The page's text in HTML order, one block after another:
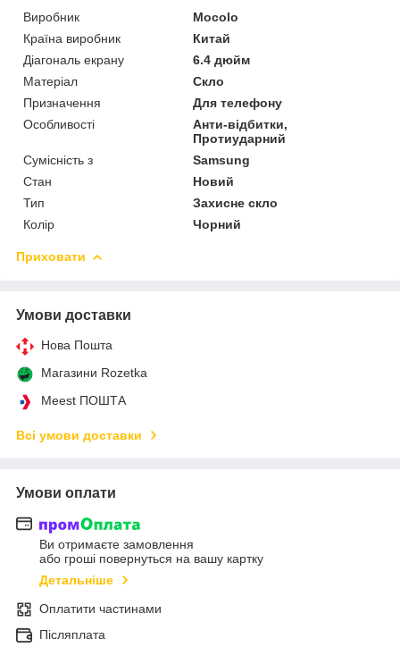
Виробник
Mocolo
Країна виробник
Китай
Діагональ екрану
6.4 дюйм
Матеріал
Скло
Призначення
Для телефону
Особливості
Анти-відбитки,
Протиударний
Сумісність з
Samsung
Стан
Новий
Тип
Захисне скло
Колір
Чорний
Приховати
Умови доставки
Нова Пошта
Магазини Rozetka
Meest ПОШТА
Всі умови доставки
Умови оплати
Ви отримаєте замовлення
або гроші повернуться на вашу картку
Детальніше
Оплатити частинами
Післяплата